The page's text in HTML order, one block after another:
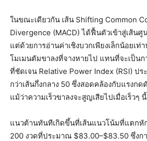
ในขณะเดียวกัน เส้น Shifting Common
Divergence (MACD) ได้ฟื้นตัวเข้าสู่เส้น
แต่ด้วยการอ่านค่าเชิงบวกเพียงเล็กน้อยเ
โมเมนตัมขาลงที่จางหายไป แทนที่จะเป็น
ที่ชัดเจน Relative Power Index (RSI) ป
กว่าเส้นกึ่งกลาง 50 ซึ่งสอดคล้องกับแรงก
แม้ว่าความเร็วขาลงจะสูญเสียไปเมื่อเร็วๆ นี้
แนวต้านทันทีเกิดขึ้นที่เส้นแนวโน้มที่แตกหั
200 งวดที่ประมาณ $83.00–$83.50 ซึ่งก